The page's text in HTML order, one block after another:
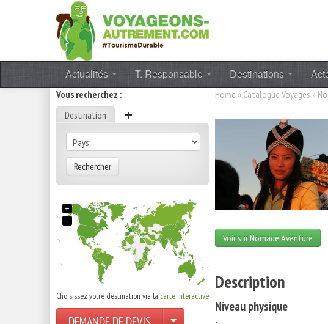
Actualités T. Responsable Destinations
Vous recherchez :
Destination
Rechercher
+
−
Choisissez votre destination via la carte interactive
Home » Catalogue Voyages »
Voir sur Nomade Aventure
Description
Niveau physique